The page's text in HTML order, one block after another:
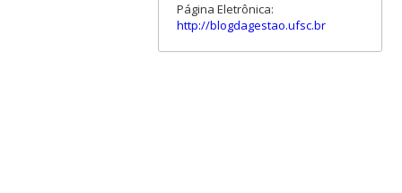
Página Eletrônica:
http://blogdagestao.ufsc.br